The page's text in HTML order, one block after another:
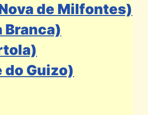
de Milfontes)
Branca)
do Guizo)